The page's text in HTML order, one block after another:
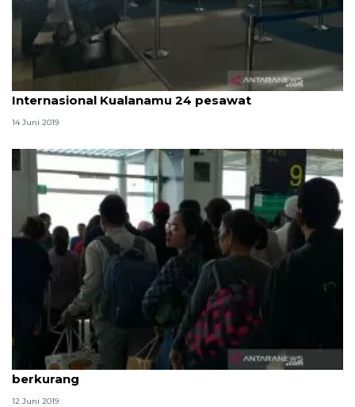
H+7 keberangkatan domestik Bandara
Internasional Kualanamu 24 pesawat
14 Juni 2019
H+6 arus balik di Bandara Internasional Kualanamu
berkurang
12 Juni 2019